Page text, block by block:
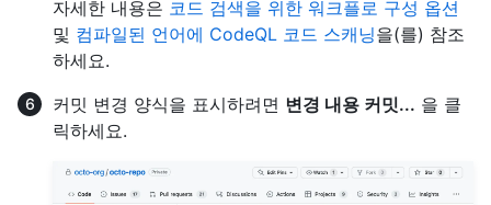
자세한 내용은 코드 검색을 위한 워크플로 구성 옵션
및 컴파일된 언어에 CodeQL 코드 스캐닝을(를) 참조
하세요.
커밋 변경 양식을 표시하려면 변경 내용 커밋... 을 클
릭하세요.